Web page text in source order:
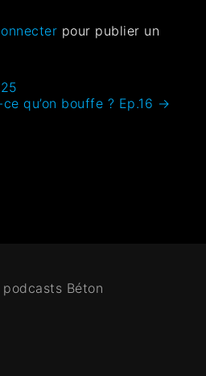
pour publier un
ce qu’on bouffe ? Ep.16 →
Béton